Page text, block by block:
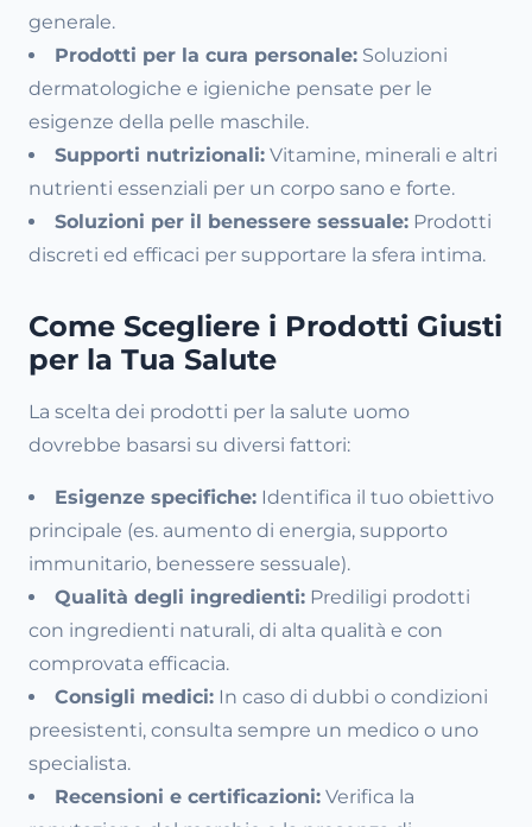
generale.
Prodotti per la cura personale: Soluzioni
dermatologiche e igieniche pensate per le
esigenze della pelle maschile.
Supporti nutrizionali: Vitamine, minerali e altri
nutrienti essenziali per un corpo sano e forte.
Soluzioni per il benessere sessuale: Prodotti
discreti ed efficaci per supportare la sfera intima.
Come Scegliere i Prodotti Giusti
per la Tua Salute
La scelta dei prodotti per la salute uomo
dovrebbe basarsi su diversi fattori:
Esigenze specifiche: Identifica il tuo obiettivo
principale (es. aumento di energia, supporto
immunitario, benessere sessuale).
Qualità degli ingredienti: Prediligi prodotti
con ingredienti naturali, di alta qualità e con
comprovata efficacia.
Consigli medici: In caso di dubbi o condizioni
preesistenti, consulta sempre un medico o uno
specialista.
Recensioni e certificazioni: Verifica la